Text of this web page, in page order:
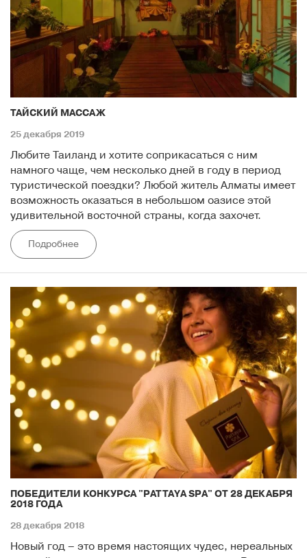
ТАЙСКИЙ МАССАЖ
25 декабря 2019
Любите Таиланд и хотите соприкасаться с ним
намного чаще, чем несколько дней в году в период
туристической поездки? Любой житель Алматы имеет
возможность оказаться в небольшом оазисе этой
удивительной восточной страны, когда захочет.
Подробнее
ПОБЕДИТЕЛИ КОНКУРСА "PATTAYA SPA" ОТ 28 ДЕКАБРЯ
2018 ГОДА
28 декабря 2018
Новый год – это время настоящих чудес, нереальных